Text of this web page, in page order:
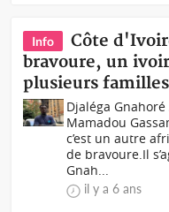
Info
Côte
bravoure, un
plusieurs
Djaléga
Mamadou
c’est un autre
de bravoure.Il
Gnah...
il y a 6 ans